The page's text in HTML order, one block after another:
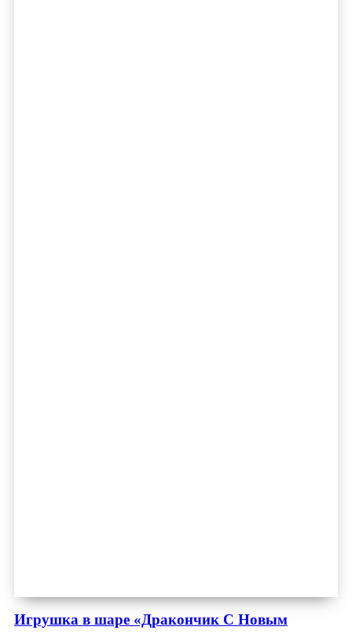
Игрушка в шаре «Дракончик С Новым